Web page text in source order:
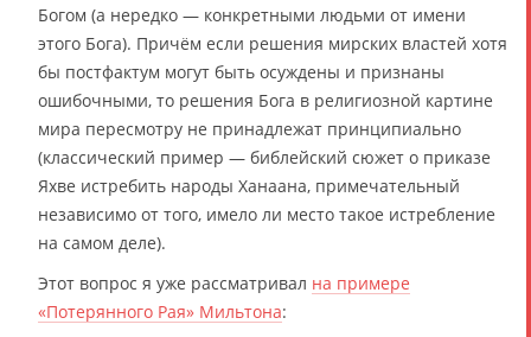
Богом (а нередко — конкретными людьми от имени
этого Бога). Причём если решения мирских властей хотя
бы постфактум могут быть осуждены и признаны
ошибочными, то решения Бога в религиозной картине
мира пересмотру не принадлежат принципиально
(классический пример — библейский сюжет о приказе
Яхве истребить народы Ханаана, примечательный
независимо от того, имело ли место такое истребление
на самом деле).
Этот вопрос я уже рассматривал на примере
«Потерянного Рая» Мильтона: